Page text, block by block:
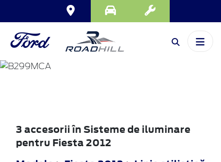
FIESTA
3 accesorii în Sisteme de iluminare
pentru Fiesta 2012